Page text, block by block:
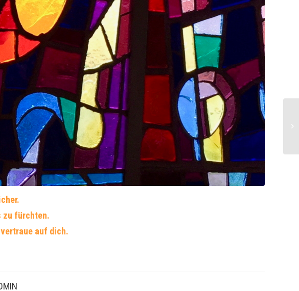
zu fürchten.
auf dich.